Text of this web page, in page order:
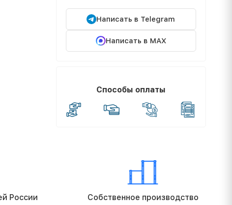
Написать в Telegram
Написать в MAX
Способы оплаты
России Собственное производство